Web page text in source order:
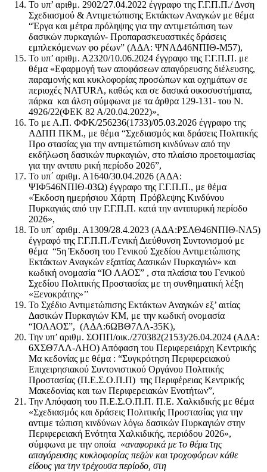
Το υπ’ αριθμ. 2902/27.04.2022 έγγραφο της Γ.Γ.Π.Π./ Δνση
Σχεδιασμού & Αντιμετώπισης Εκτάκτων Αναγκών με θέμα
“Έργα και μέτρα πρόληψης για την αντιμετώπιση των
δασικών πυρκαγιών- Προπαρασκευαστικές δράσεις
εμπλεκόμενων φο ρέων” (ΑΔΑ: ΨΝΛΔ46ΝΠΙΘ-Μ57),
Το υπ’ αριθμ. Α2320/10.06.2024 έγγραφο της Γ.Γ.Π.Π. με
θέμα «Εφαρμογή των αποφάσεων απαγόρευσης διέλευσης,
παραμονής και κυκλοφορίας προσώπων και οχημάτων σε
περιοχές NATURA, καθώς και σε δασικά οικοσυστήματα,
πάρκα και άλση σύμφωνα με τα άρθρα 129-131- του Ν.
4926/22(ΦΕΚ 82 Α/20.04.2022)»,
Το με Α.Π. ΦΦΚ/256236(1733)/05.03.2026 έγγραφο της
ΑΔΠΠ ΠΚΜ., με θέμα “Σχεδιασμός και δράσεις Πολιτικής
Προ στασίας για την αντιμετώπιση κινδύνων από την
εκδήλωση δασικών πυρκαγιών, στο πλαίσιο προετοιμασίας
για την αντιπυ ρική περίοδο 2026”,
Το υπ΄ αριθμ. Α1640/30.04.2026 (ΑΔΑ:
ΨΙΦ546ΝΠΙΘ-03Ω) έγγραφο της Γ.Γ.Π.Π., με θέμα
«Έκδοση ημερήσιου Χάρτη Πρόβλεψης Κινδύνου
Πυρκαγιάς από την Γ.Γ.Π.Π. κατά την αντιπυρική περίοδο
2026»,
Το υπ΄ αριθμ. Α1309/28.4.2023 (ΑΔΑ:ΡΣΛΘ46ΝΠΙΘ-ΝΛ5)
έγγραφό της Γ.Γ.Π.Π./Γενική Διεύθυνση Συντονισμού με
θέμα “5η Έκδοση του Γενικού Σχεδίου Αντιμετώπισης
Εκτάκτων Αναγκών εξαιτίας Δασικών Πυρκαγιών» και
κωδική ονομασία “ΙΟ ΛΑΟΣ” , στα πλαίσια του Γενικού
Σχεδίου Πολιτικής Προστασίας με τη συνθηματική λέξη
«Ξενοκράτης»’’
Το Σχέδιο Αντιμετώπισης Εκτάκτων Αναγκών εξ’ αιτίας
Δασικών Πυρκαγιών ΚΜ, με την κωδική ονομασία
“ΙΟΛΑΟΣ”, (ΑΔΑ:6ΩΒΘ7ΛΛ-35Κ),
Την υπ’ αριθμ. ΣΟΠΠ/οικ./270382(2153)/26.04.2024 (ΑΔΑ:
6ΧΣΘ7ΛΛ-ΛΗΟ) Απόφαση του Περιφερειάρχη Κεντρικής
Μα κεδονίας με θέμα : “Συγκρότηση Περιφερειακού
Επιχειρησιακού Συντονιστικού Οργάνου Πολιτικής
Προστασίας (Π.Ε.Σ.Ο.Π.Π) της Περιφέρειας Κεντρικής
Μακεδονίας και των Περιφερειακών Ενοτήτων”,
Την Απόφαση του Π.Ε.Σ.Ο.Π.Π. Π.Ε. Χαλκιδικής με θέμα
«Σχεδιασμός και δράσεις Πολιτικής Προστασίας για την
αντιμε τώπιση κινδύνων λόγω δασικών Πυρκαγιών στην
Περιφερειακή Ενότητα Χαλκιδικής, περιόδου 2026»,
σύμφωνα με την οποία «αναφορικά με το θέμα της
απαγόρευσης κυκλοφορίας πεζών και τροχοφόρων κάθε
είδους για την τρέχουσα περίοδο, στη